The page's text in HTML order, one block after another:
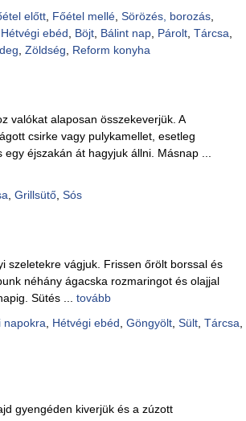
előtt, Főétel mellé, Sörözés, borozás,
Hétvégi ebéd Böjt, Bálint nap, Párolt, Tárcsa
Zöldség Reform konyha
valókat alaposan összekeverjük. A
csirke vagy pulykamellet, esetleg
éjszakán át hagyjuk állni. Másnap ...
Grillsütő, Sós
szeletekre vágjuk. Frissen őrölt borssal és
néhány ágacska rozmaringot és olajjal
Sütés ... tovább
napokra Hétvégi ebéd Göngyölt, Sült, Tárcsa
gyengéden kiverjük és a zúzott